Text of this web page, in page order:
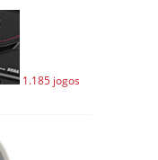
1.185 jogos